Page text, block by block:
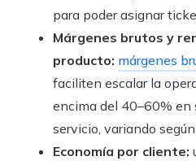
para poder asignar
Márgenes brutos y
producto: márgenes
faciliten escalar la
encima del 40–60% en
servicio, variando
Economía por cliente: